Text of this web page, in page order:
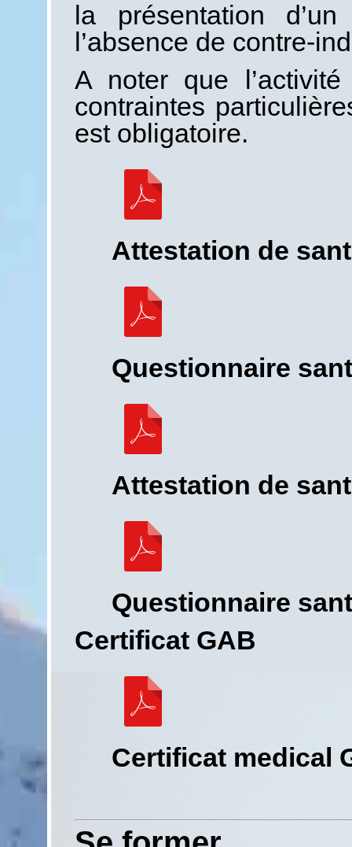
la présentation
l’absence de contre-
A noter que
contraintes
est obligatoire.
Attestation de
Questionnaire
Attestation de
Questionnaire
Certificat GAB
Certificat medical